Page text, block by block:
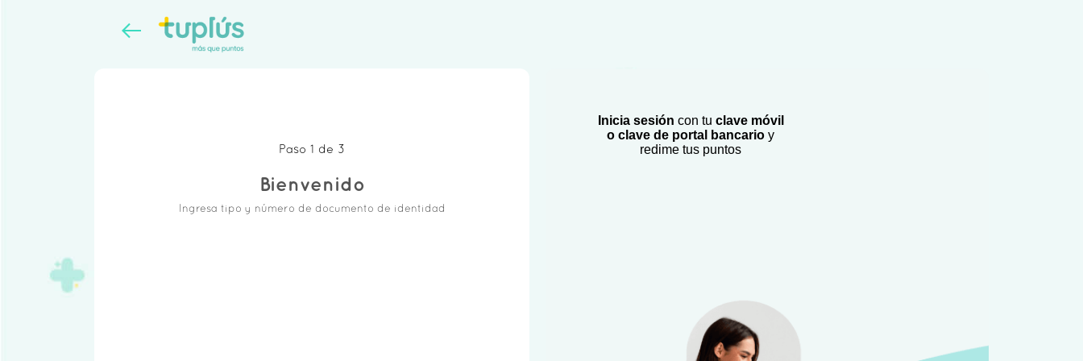
Paso 1 de 3
Bienvenido
Ingresa tipo y número de documento de identidad
Inicia sesión con tu clave móvil
o clave de portal bancario y
redime tus puntos